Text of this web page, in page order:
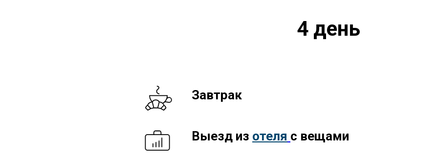
4 день
Завтрак
Выезд из отеля с вещами